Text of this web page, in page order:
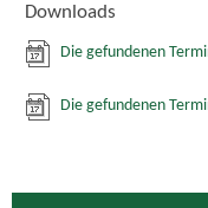
Downloads
Die gefundenen
Die gefundenen